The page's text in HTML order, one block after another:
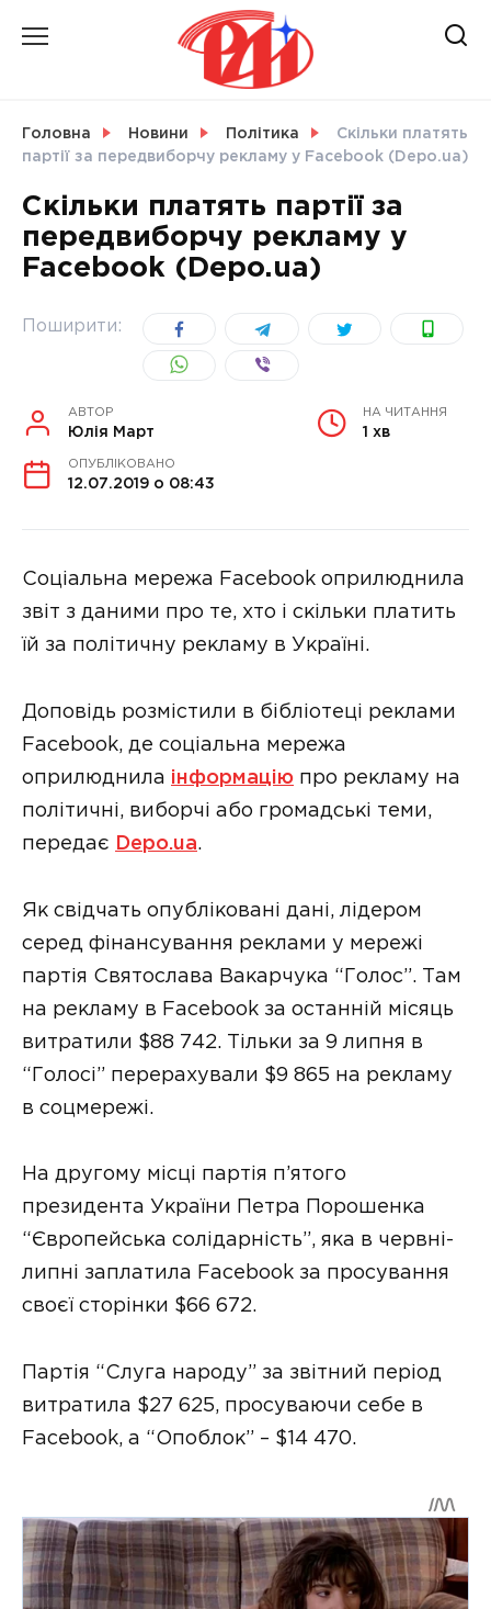
Головна Новини Політика
Скільки платять
партії за передвиборчу рекламу у Facebook (Depo.ua)
Скільки платять партії за
передвиборчу рекламу у
Facebook (Depo.ua)
Поширити:
АВТОР
Юлія Март
НА ЧИТАННЯ
1 хв
ОПУБЛІКОВАНО
12.07.2019 о 08:43
Соціальна мережа Facebook оприлюднила
звіт з даними про те, хто і скільки платить
їй за політичну рекламу в Україні.
Доповідь розмістили в бібліотеці реклами
Facebook, де соціальна мережа
оприлюднила інформацію про рекламу на
політичні, виборчі або громадські теми,
передає
Depo.ua.
Як свідчать опубліковані дані, лідером
серед фінансування реклами у мережі
партія Святослава Вакарчука “Голос”. Там
на рекламу в Facebook за останній місяць
витратили $88 742. Тільки за 9 липня в
“Голосі” перерахували $9 865 на рекламу
в соцмережі.
На другому місці партія п’ятого
президента України Петра Порошенка
“Європейська солідарність”, яка в червні-
липні заплатила Facebook за просування
своєї сторінки $66 672.
Партія “Слуга народу” за звітний період
витратила $27 625, просуваючи себе в
Facebook, а “Опоблок” – $14 470.